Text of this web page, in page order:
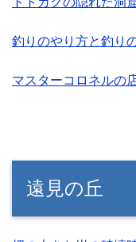
釣りのやり方と釣り
マスターコロネルの
遠見の丘